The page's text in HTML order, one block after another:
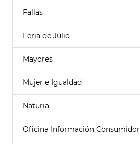
Fallas
Feria de Julio
Mayores
Mujer e Igualdad
Naturia
Oficina Información Consumidor